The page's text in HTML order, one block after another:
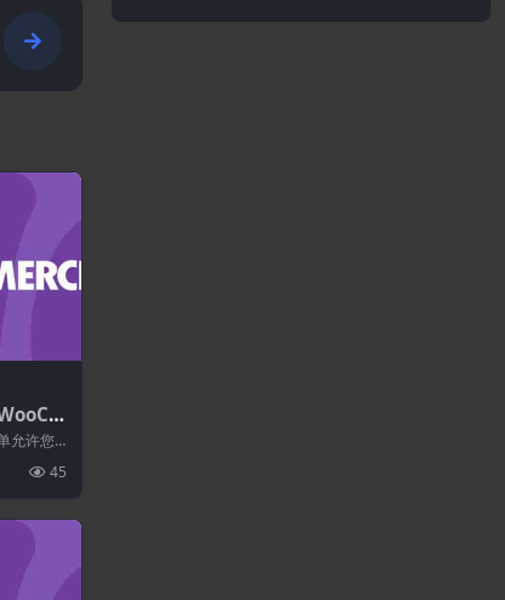
For
允许您
45